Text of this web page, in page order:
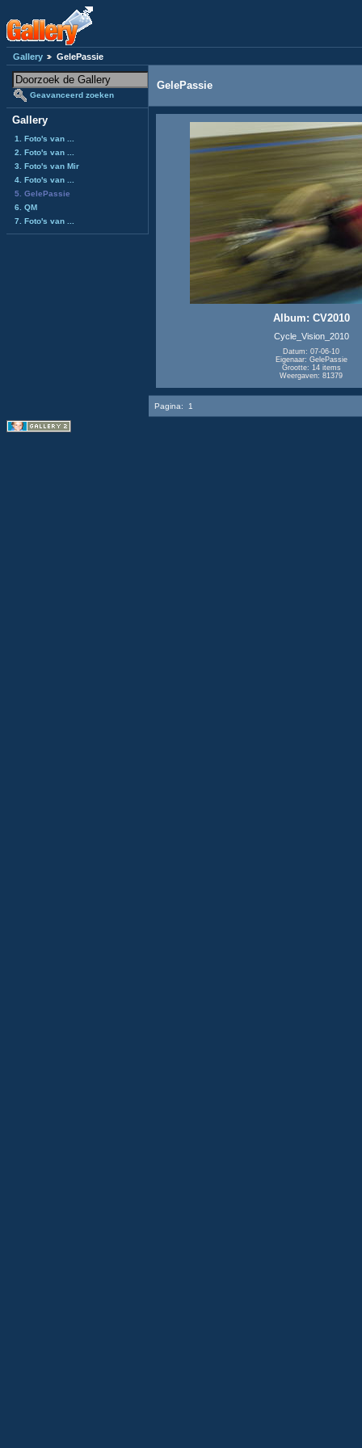
Gallery GelePassie
Geavanceerd zoeken
Gallery
1. Foto's van ...
2. Foto's van ...
3. Foto's van Mir
4. Foto's van ...
5. GelePassie
6. QM
7. Foto's van ...
GelePassie
Album: CV2010
Cycle_Vision_2010
Datum: 07-06-10
Eigenaar: GelePassie
Grootte: 14 items
Weergaven: 81379
Pagina: 1